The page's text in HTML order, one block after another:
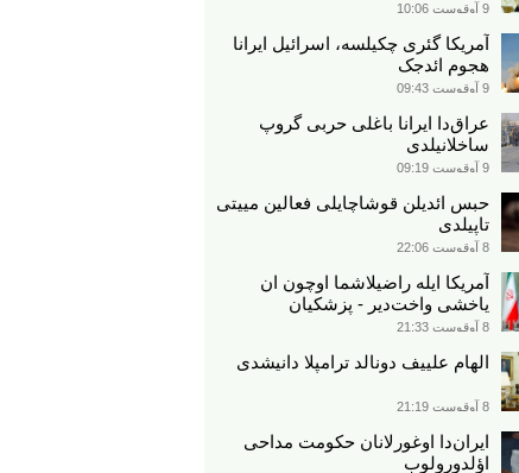
9 آوقوست 10:06
آمریکا گئری چکیلسه، اسرائیل ایرانا
هجوم ائد‌جک
9 آوقوست 09:43
عراق‌دا ایرانا باغلی حربی گروپ
ساخلانیلدی
9 آوقوست 09:19
حبس ائدیلن قوشاچایلی فعالین مییتی
تاپیلدی
8 آوقوست 22:06
آمریکا ایله راضیلاشما اوچون ان
یاخشی واخت‌دیر - پزشکیان
8 آوقوست 21:33
الهام علییف دونالد ترامپلا دانیشدی
8 آوقوست 21:19
ایران‌دا اوغورلانان حکومت مداحی
اؤلدورولوب